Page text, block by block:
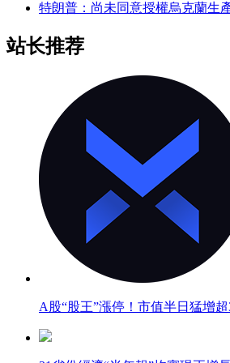
特朗普：尚未同意授權烏克蘭生
站长推荐
A股“股王”漲停！市值半日猛增